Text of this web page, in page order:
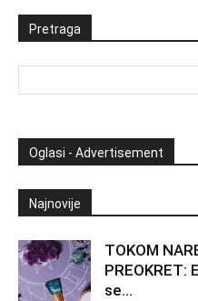
Pretraga
Oglasi - Advertisement
Najnovije
TOKOM
PREOKRET:
se...